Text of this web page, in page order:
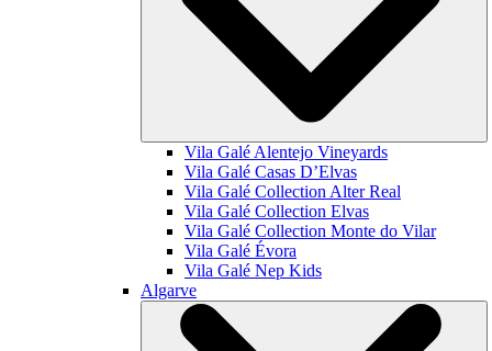
Vila Galé Alentejo Vineyards
Vila Galé Casas D’Elvas
Vila Galé Collection Alter Real
Vila Galé Collection Elvas
Vila Galé Collection Monte do Vilar
Vila Galé Évora
Vila Galé Nep Kids
Algarve